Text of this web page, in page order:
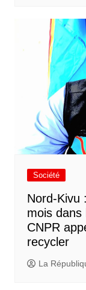
Société
Nord-Kivu
mois dans
CNPR
recycler
La